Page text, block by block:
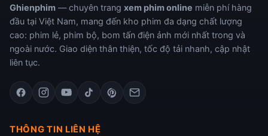
Ghienphim — chuyên trang xem phim online miễn phí hàng
đầu tại Việt Nam, mang đến kho phim đa dạng chất lượng
cao: phim lẻ, phim bộ, bom tấn điện ảnh mới nhất trong và
ngoài nước. Giao diện thân thiện, tốc độ tải nhanh, cập nhật
liên tục.
THÔNG TIN LIÊN HỆ